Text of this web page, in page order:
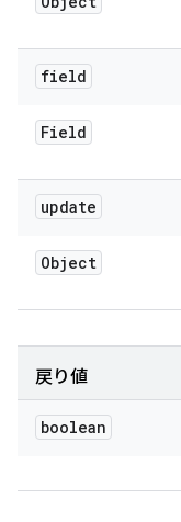
field
Field
update
Object
戻り値
boolean